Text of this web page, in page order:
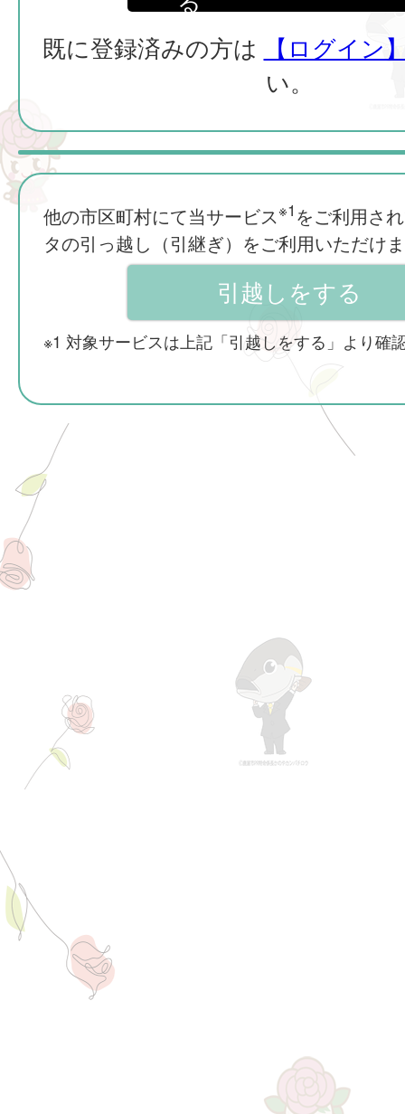
既に登録済みの方は
【ログイン
い。
他の市区町村にて当サービス※1 をご利用さ
タの引っ越し（引継ぎ）をご利用いただけ
※1 対象サービスは上記「引越しをする」より確